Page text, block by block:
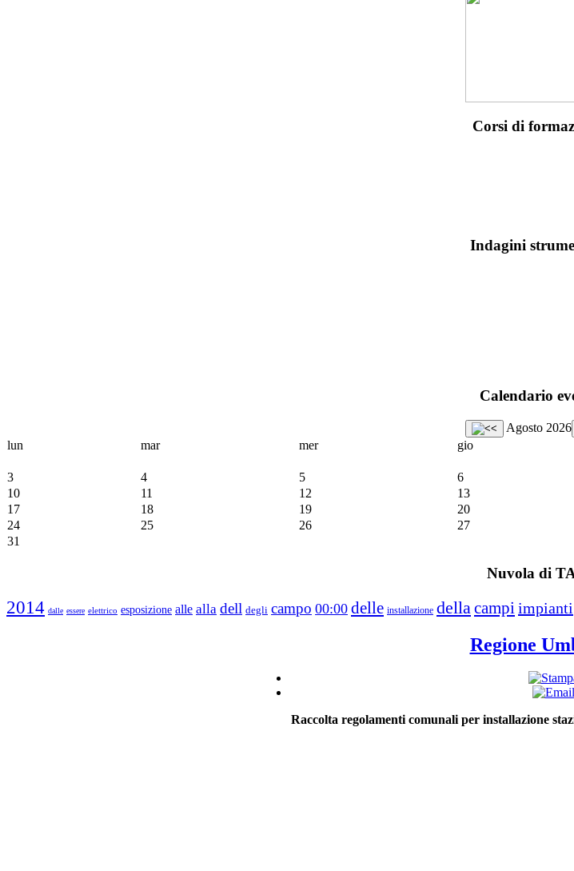
Corsi di
Indagini
Calendario
Agosto 2026
lun
mar mer gio
3
4 5 6
10
11 12 13
17
18 19 20
24
25 26 27
31
Nuvola di
2014 dalle essere elettrico esposizione alle alla dell degli campo 00:00 delle installazione della campi impianti
Regione
Raccolta regolamenti comunali per installazione